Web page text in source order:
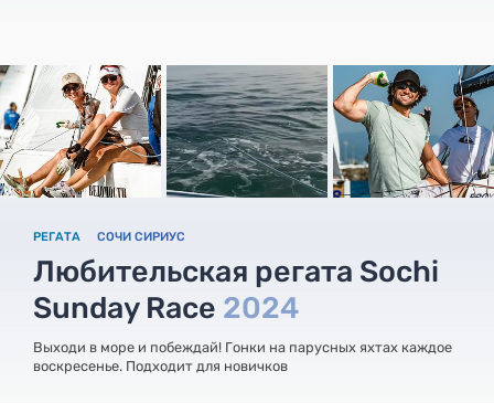
РЕГАТА СОЧИ СИРИУС
Любительская регата Sochi
Sunday Race 2024
Выходи в море и побеждай! Гонки на парусных яхтах каждое
воскресенье. Подходит для новичков